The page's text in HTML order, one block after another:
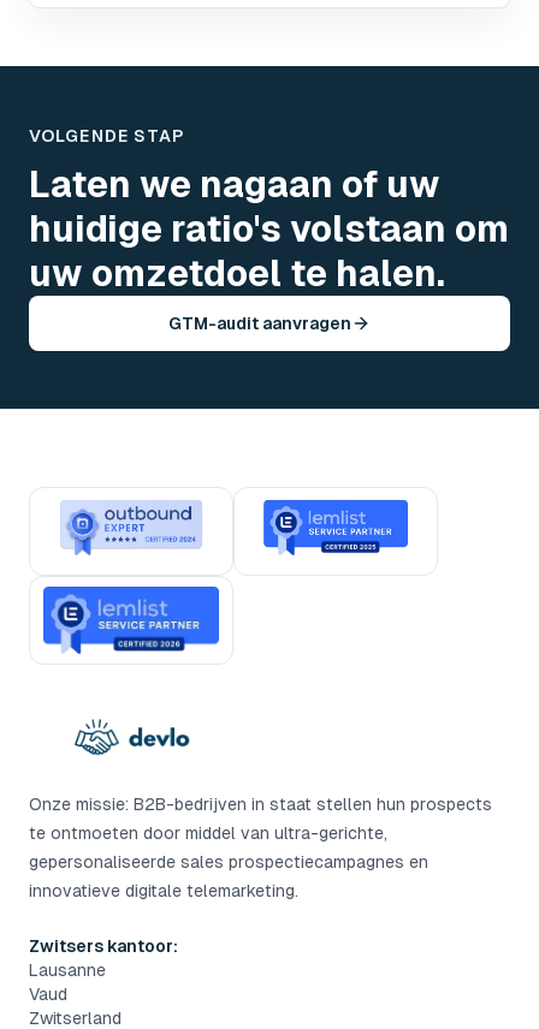
VOLGENDE STAP
Laten we nagaan of uw
huidige ratio's volstaan om
uw omzetdoel te halen.
GTM-audit aanvragen
Onze missie: B2B-bedrijven in staat stellen hun prospects
te ontmoeten door middel van ultra-gerichte,
gepersonaliseerde sales prospectiecampagnes en
innovatieve digitale telemarketing.
Zwitsers kantoor:
Lausanne
Vaud
Zwitserland